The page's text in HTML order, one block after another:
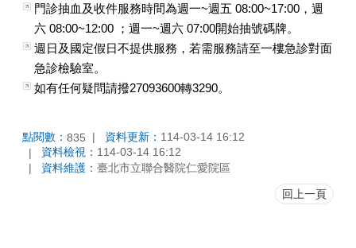
門診抽血及收件服務時間為週一~週五 08:00~17:00，週
六 08:00~12:00 ；週一~週六 07:00開始抽號碼牌。
週日及國定假日不提供服務，若需服務請至一樓急診對面
急診檢驗室。
如有任何疑問請撥27093600轉3290。
點閱數： 835 資料更新： 114-03-14 16:12
資料檢視： 114-03-14 16:12
資料維護： 臺北市立聯合醫院仁愛院區
回上一頁